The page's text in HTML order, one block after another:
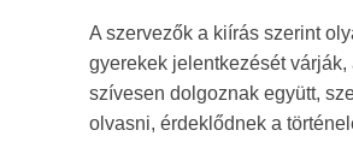
A szervezők a kiírás szerint
gyerekek jelentkezését várják,
szívesen dolgoznak együtt,
olvasni, érdeklődnek a